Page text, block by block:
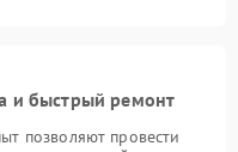
и быстрый ремонт
позволяют провести